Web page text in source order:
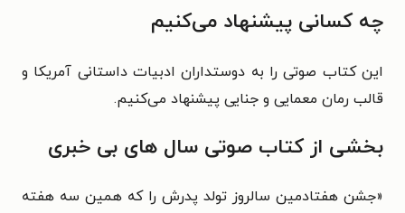
چه کسانی پیشنهاد می‌کنیم
این کتاب صوتی را به دوستداران ادبیات داستانی آمریکا و
قالب رمان معمایی و جنایی پیشنهاد می‌کنیم.
بخشی از کتاب صوتی سال‌ های بی‌ خبری
«جشن هفتادمین سالروز تولد پدرش را که همین سه هفته